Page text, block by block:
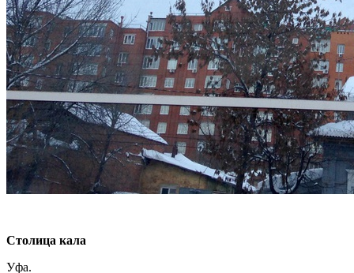
Столица кала
Уфа.